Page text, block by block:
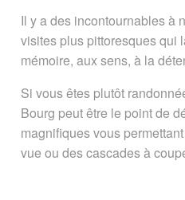
Signaler une
Il y a des incontournables à
visites plus pittoresques qui
mémoire, aux sens, à la
Si vous êtes plutôt
Bourg peut être le point de
magnifiques vous
vue ou des cascades à